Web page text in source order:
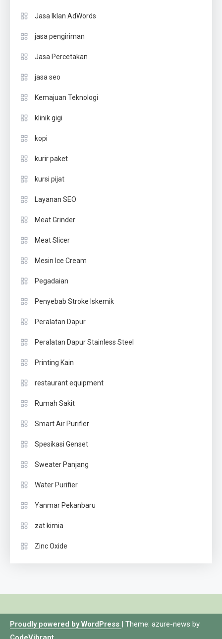
Jasa Iklan AdWords
jasa pengiriman
Jasa Percetakan
jasa seo
Kemajuan Teknologi
klinik gigi
kopi
kurir paket
kursi pijat
Layanan SEO
Meat Grinder
Meat Slicer
Mesin Ice Cream
Pegadaian
Penyebab Stroke Iskemik
Peralatan Dapur
Peralatan Dapur Stainless Steel
Printing Kain
restaurant equipment
Rumah Sakit
Smart Air Purifier
Spesikasi Genset
Sweater Panjang
Water Purifier
Yanmar Pekanbaru
zat kimia
Zinc Oxide
Proudly powered by WordPress | Theme: azure-news by